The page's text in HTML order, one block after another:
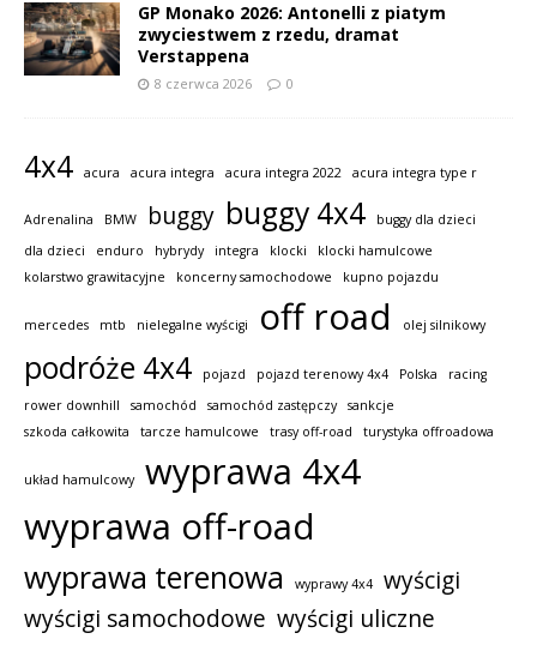
GP Monako 2026: Antonelli z piatym
zwyciestwem z rzedu, dramat
Verstappena
8 czerwca 2026 0
4x4 acura acura integra acura integra 2022 acura integra type r
Adrenalina BMW buggy buggy 4x4
buggy dla dzieci
dla dzieci
enduro hybrydy integra klocki
klocki hamulcowe
kolarstwo grawitacyjne
koncerny samochodowe kupno pojazdu
mercedes mtb nielegalne wyścigi off road olej silnikowy
podróże 4x4 pojazd pojazd terenowy 4x4 Polska
racing
rower downhill
samochód samochód zastępczy
sankcje
szkoda całkowita
tarcze hamulcowe trasy off-road turystyka offroadowa
układ hamulcowy
wyprawa 4x4
wyprawa off-road
wyprawa terenowa wyprawy 4x4
wyścigi
wyścigi samochodowe wyścigi uliczne